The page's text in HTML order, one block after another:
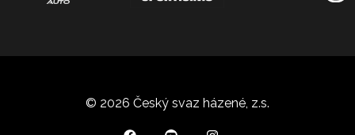
© 2026 Český svaz házené, z.s.